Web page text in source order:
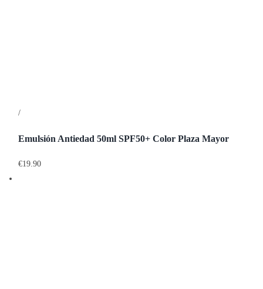
/
Emulsión Antiedad 50ml SPF50+ Color Plaza Mayor
€19.90